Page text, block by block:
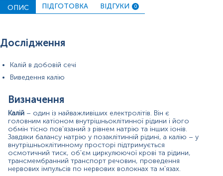
кількістю натрію, відносним вмістом іонів водню в
дистальних канальцях та рівнем альдостерону
Порушення екскреції калію нирками та зниження його
рівня у сечі спостерігається при порушеному обміні
канальців, що частіше відбувається при
гіпоальдостеронізмі (недостатності кори надниркових
залоз), прийомі антагоністів альдостерону або
калію із сечею збільшується, а його рівень у крові
знижується. Надмірна екскреція калію нирками може
бути наслідком підвищеного обміну натрію на калій у
дистальних відділах канальців (під впливом гормонів
кори надниркових залоз мінерало- та
глюкокортикоїдів), пригнічення натрієвого насоса,
зниженої реабсорбції калію (через недостатню
функцію ниркових канальців). пов'язаного з
гіперкальціємією.
ОПИС ПІДГОТОВКА ВІДГУКИ 0
Дослідження
Калій в добовій сечі
Виведення калію
Визначення
Калій – один із найважливіших електролітів. Він є
головним катіоном внутрішньоклітинної рідини і його
обмін тісно пов'язаний з рівнем натрію та інших іонів.
Завдяки балансу натрію у позаклітинній рідині, а калію – у
внутрішньоклітинному просторі підтримується
осмотичний тиск, об'єм циркулюючої крові та рідини,
трансмембранний транспорт речовин, проведення
нервових імпульсів по нервових волокнах та м'язах.